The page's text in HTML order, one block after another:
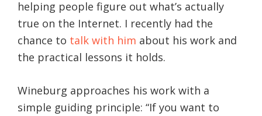
helping people figure out what’s actually
true on the Internet. I recently had the
chance to talk with him about his work and
the practical lessons it holds.
Wineburg approaches his work with a
simple guiding principle: “If you want to